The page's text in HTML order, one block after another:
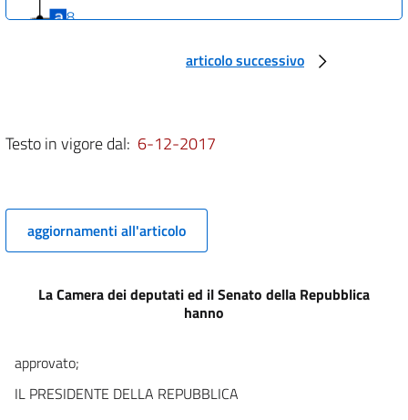
8
13
15
16
articolo successivo
Testo in vigore dal: 6-12-2017
aggiornamenti all'articolo
La Camera dei deputati ed il Senato della Repubblica
hanno
approvato;
IL PRESIDENTE DELLA REPUBBLICA